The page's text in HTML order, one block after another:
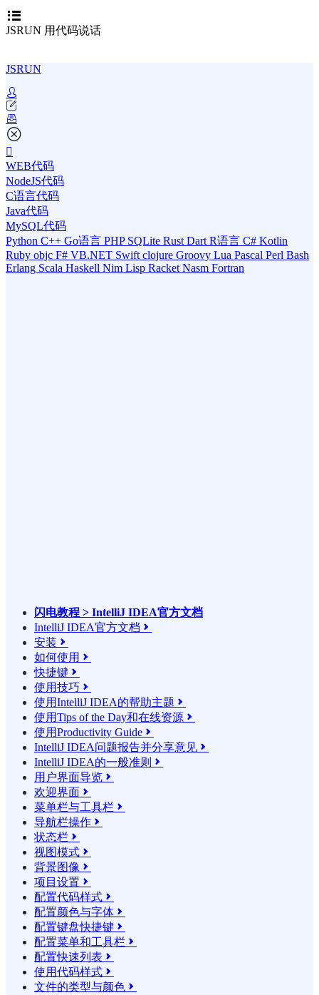
JSRUN 用代码说话
JSRUN
WEB代码
NodeJS代码
C语言代码
Java代码
MySQL代码
Python C++ Go语言 PHP SQLite Rust Dart R语言 C# Kotlin
Ruby objc F# VB.NET Swift clojure Groovy Lua Pascal Perl Bash
Erlang Scala Haskell Nim Lisp Racket Nasm Fortran
闪电教程 > IntelliJ IDEA官方文档
IntelliJ IDEA官方文档 
安装 
如何使用 
快捷键 
使用技巧 
使用IntelliJ IDEA的帮助主题 
使用Tips of the Day和在线资源 
使用Productivity Guide 
IntelliJ IDEA问题报告并分享意见 
IntelliJ IDEA的一般准则 
用户界面导览 
欢迎界面 
菜单栏与工具栏 
导航栏操作 
状态栏 
视图模式 
背景图像 
项目设置 
配置代码样式 
配置颜色与字体 
配置键盘快捷键 
配置菜单和工具栏 
配置快速列表 
使用代码样式 
文件的类型与颜色 